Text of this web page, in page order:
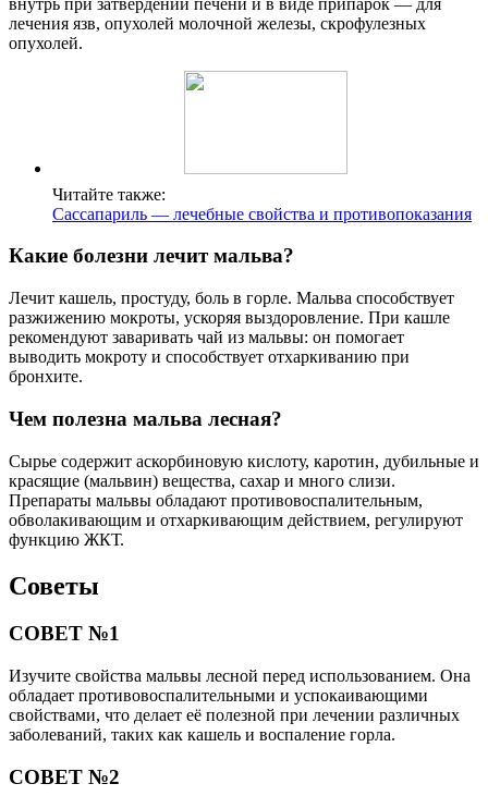
лечения язв, опухолей молочной железы, скрофулезных
опухолей.
Читайте также:
Сассапариль — лечебные свойства и противопоказания
Какие болезни лечит мальва?
Лечит кашель, простуду, боль в горле. Мальва способствует
разжижению мокроты, ускоряя выздоровление. При кашле
рекомендуют заваривать чай из мальвы: он помогает
выводить мокроту и способствует отхаркиванию при
бронхите.
Чем полезна мальва лесная?
Сырье содержит аскорбиновую кислоту, каротин, дубильные и
красящие (мальвин) вещества, сахар и много слизи.
Препараты мальвы обладают противовоспалительным,
обволакивающим и отхаркивающим действием, регулируют
функцию ЖКТ.
Советы
СОВЕТ №1
Изучите свойства мальвы лесной перед использованием. Она
обладает противовоспалительными и успокаивающими
свойствами, что делает её полезной при лечении различных
заболеваний, таких как кашель и воспаление горла.
СОВЕТ №2